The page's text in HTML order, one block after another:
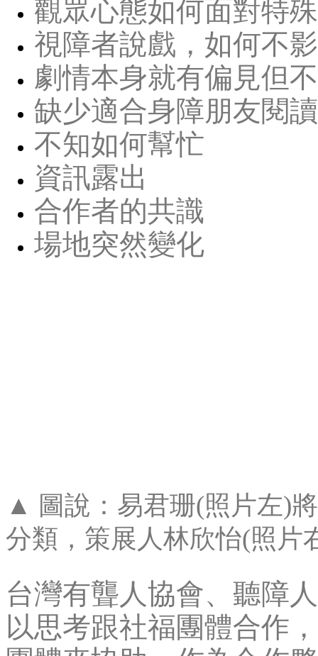
觀眾心態如何面對特
視障者說戲，如何不
劇情本身就有偏見但
缺少適合身障朋友閱
不知如何幫忙
資訊露出
合作者的共識
場地突然變化
▲ 圖說：易君珊(照片左)
分類，策展人林欣怡(照片
台灣有聾人協會、聽障
以思考跟社福團體合作